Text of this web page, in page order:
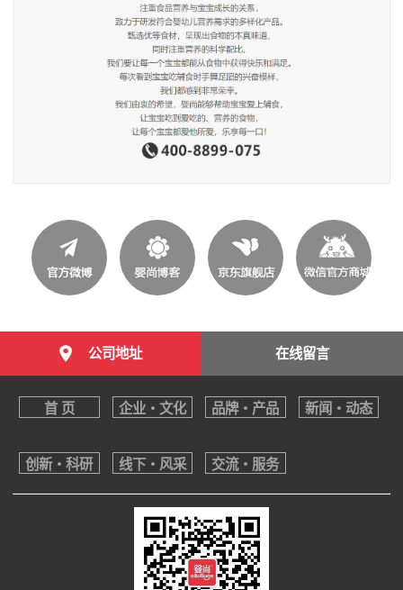
公司地址 在线留言
首 页 企业・文化 品牌・产品 新闻・动态
创新・科研 线下・风采 交流・服务